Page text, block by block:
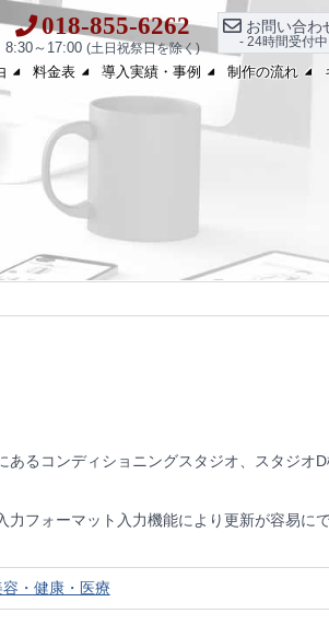
018-855-6262
8:30～17:00 (土日祝祭日を除く)
お問い合わ
- 24時間受付
料金表 導入実績・事例 制作の流れ
あるコンディショニングスタジオ、スタジオ
力フォーマット入力機能により更新が容易に
容・健康・医療